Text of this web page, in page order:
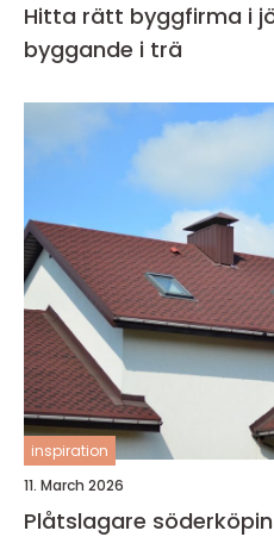
Hitta rätt byggfirma i
byggande i trä
inspiration
11. March 2026
Plåtslagare söderköping så skyddar